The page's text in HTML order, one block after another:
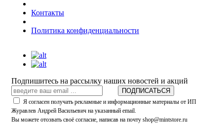
Контакты
Политика конфиденциальности
Подпишитесь на рассылку наших новостей и акций
ПОДПИСАТЬСЯ
Я согласен получать рекламные и информационные материалы от ИП
Журавлев Андрей Васильевич на указанный email.
Вы можете отозвать своё согласие, написав на почту shop@mintstore.ru